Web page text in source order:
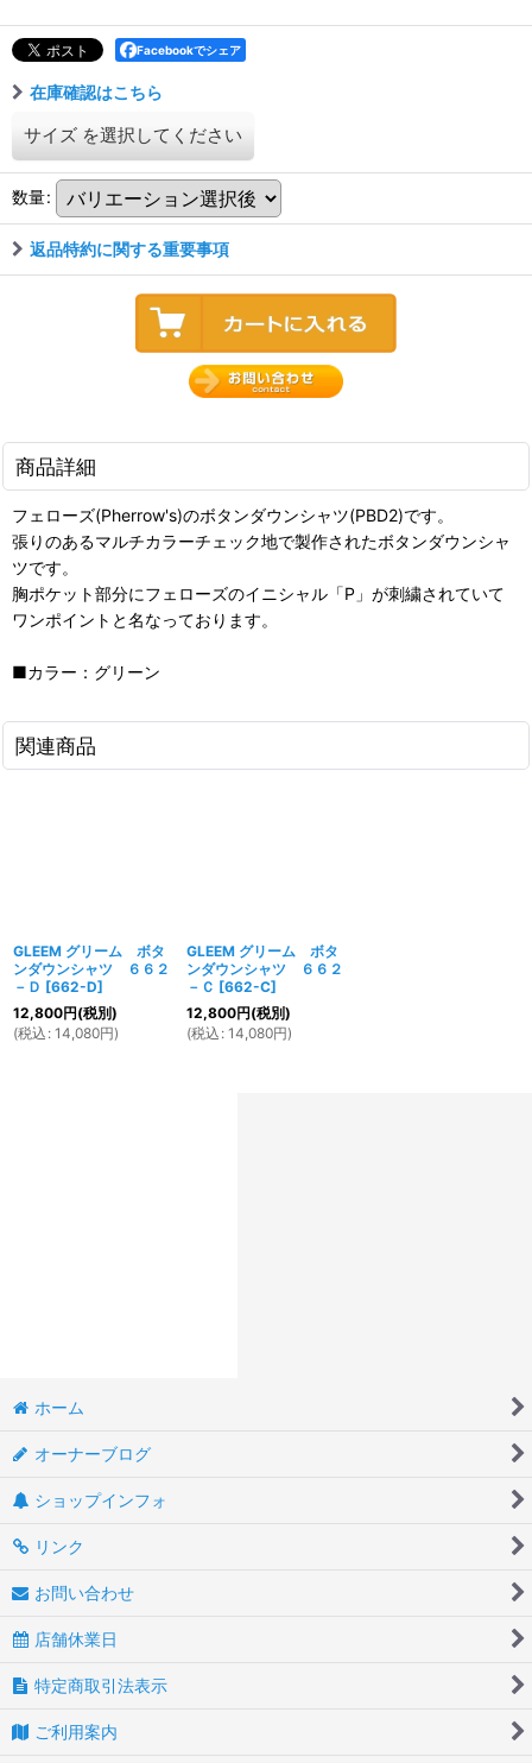
Facebookでシェア
在庫確認はこちら
サイズ を選択してください
数量:
返品特約に関する重要事項
商品詳細
フェローズ(Pherrow's)のボタンダウンシャツ(PBD2)です。
張りのあるマルチカラーチェック地で製作されたボタンダウンシャ
ツです。
胸ポケット部分にフェローズのイニシャル「P」が刺繍されていて
ワンポイントと名なっております。
■カラー：グリーン
関連商品
GLEEM グリーム ボタ
ンダウンシャツ ６６２
－Ｄ [662-D]
12,800円(税別)
(税込 : 14,080円)
GLEEM グリーム ボタ
ンダウンシャツ ６６２
－Ｃ [662-C]
12,800円(税別)
(税込 : 14,080円)
ホーム
オーナーブログ
ショップインフォ
リンク
お問い合わせ
店舗休業日
特定商取引法表示
ご利用案内